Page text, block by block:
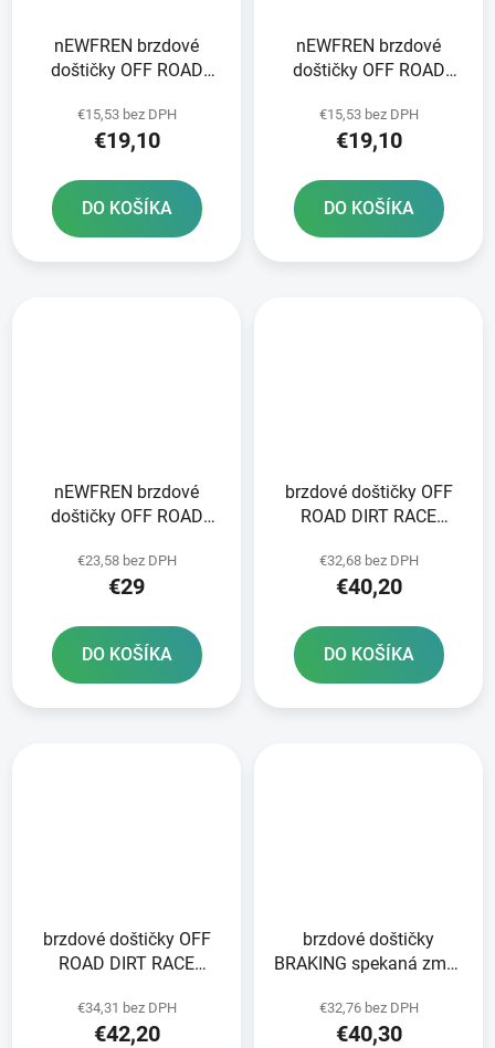
nEWFREN brzdové
doštičky OFF ROAD
balení
€15,53 bez DPH
€19,10
DO KOŠÍKA
nEWFREN brzdové
doštičky OFF ROAD
balení
€15,53 bez DPH
€19,10
DO KOŠÍKA
nEWFREN brzdové
doštičky OFF ROAD
balení
€23,58 bez DPH
€29
DO KOŠÍKA
brzdové doštičky OFF
ROAD DIRT RACE
ks v balení
€32,68 bez DPH
€40,20
DO KOŠÍKA
brzdové doštičky OFF
ROAD DIRT RACE
ks v balení
€34,31 bez DPH
€42,20
brzdové doštičky
BRAKING spekaná zmes
€32,76 bez DPH
€40,30